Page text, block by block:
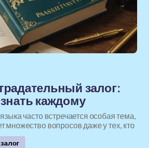
залог:
каждому
часто встречается особая тема,
множество вопросов даже у тех, кто